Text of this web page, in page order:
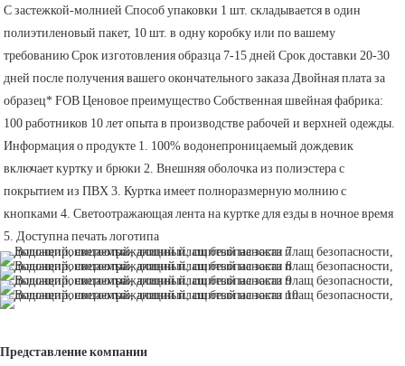
С застежкой-молнией Способ упаковки 1 шт. складывается в один
полиэтиленовый пакет, 10 шт. в одну коробку или по вашему
требованию Срок изготовления образца 7-15 дней Срок доставки 20-30
дней после получения вашего окончательного заказа Двойная плата за
образец* FOB Ценовое преимущество Собственная швейная фабрика:
100 работников 10 лет опыта в производстве рабочей и верхней одежды.
Информация о продукте 1. 100% водонепроницаемый дождевик
включает куртку и брюки 2. Внешняя оболочка из полиэстера с
покрытием из ПВХ 3. Куртка имеет полноразмерную молнию с
кнопками 4. Светоотражающая лента на куртке для езды в ночное время
5. Доступна печать логотипа
Представление компании